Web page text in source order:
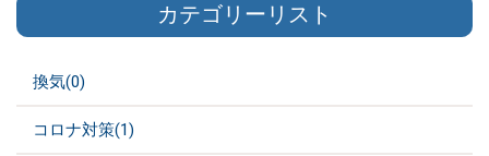
カテゴリーリスト
換気(0)
コロナ対策(1)